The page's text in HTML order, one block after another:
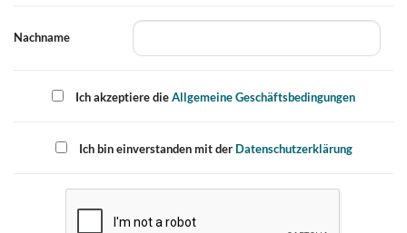
Nachname
Ich akzeptiere dieAllgemeine Geschäftsbedingungen
Ich bin einverstanden mit der Datenschutzerklärung